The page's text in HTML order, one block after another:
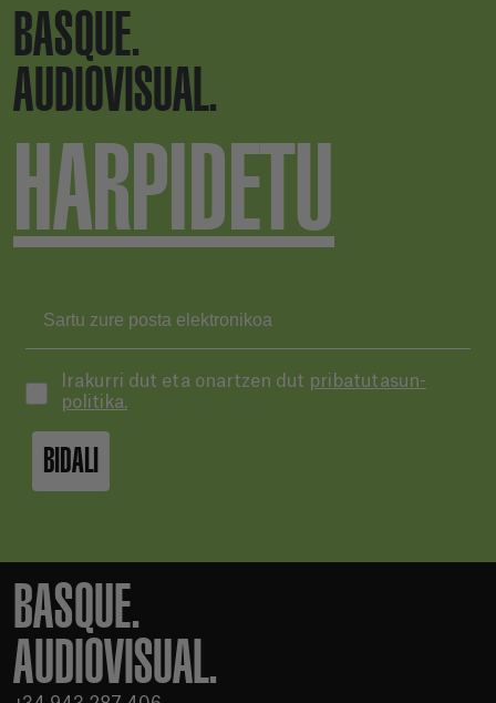
BASQUE.
AUDIOVISUAL.
HARPIDETU
Irakurri dut eta onartzen dut pribatutasun-
politika.
BIDALI
BASQUE.
AUDIOVISUAL.